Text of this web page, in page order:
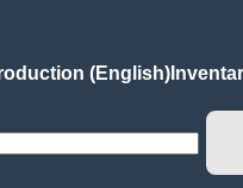
(English)